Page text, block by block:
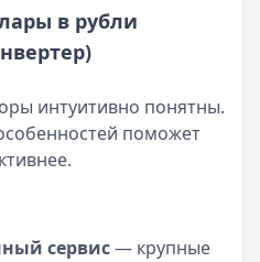
в рубли
интуитивно понятны.
поможет
сервис— крупные